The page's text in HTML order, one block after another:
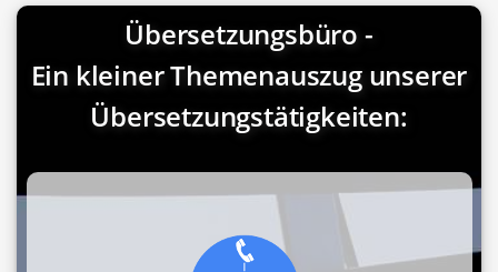
Übersetzungsbüro -
Ein kleiner Themenauszug unserer
Übersetzungstätigkeiten: